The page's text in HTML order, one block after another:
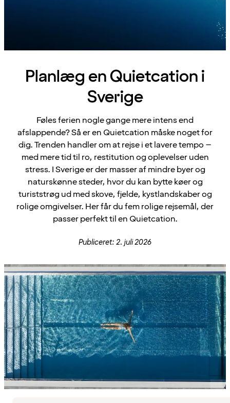
Planlæg en Quietcation i
Sverige
Føles ferien nogle gange mere intens end
afslappende? Så er en Quietcation måske noget for
dig. Trenden handler om at rejse i et lavere tempo –
med mere tid til ro, restitution og oplevelser uden
stress. I Sverige er der masser af mindre byer og
naturskønne steder, hvor du kan bytte køer og
turiststrøg ud med skove, fjelde, kystlandskaber og
rolige omgivelser. Her får du fem rolige rejsemål, der
passer perfekt til en Quietcation.
Publiceret: 2. juli 2026